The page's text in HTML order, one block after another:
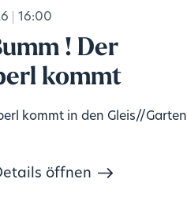
16:00
! Der
kommt
kommt in den Gleis//Garten
öffnen